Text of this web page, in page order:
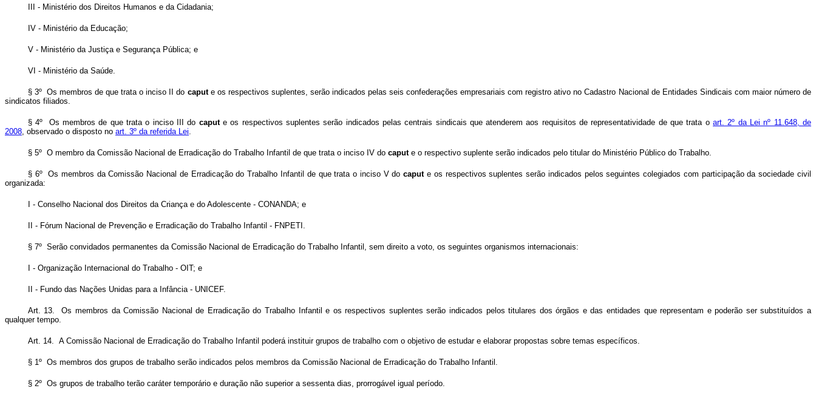
III - Ministério dos Direitos Humanos e da Cidadania;
IV - Ministério da Educação;
V - Ministério da Justiça e Segurança Pública; e
VI - Ministério da Saúde.
§ 3º Os membros de que trata o inciso II do capute os respectivos suplentes, serão indicados pelas seis confederações empresariais com registro ativo no Cadastro Nacional de Entidades Sindicais com maior número de
sindicatos filiados.
§ 4º Os membros de que trata o inciso III do capute os respectivos suplentes serão indicados pelas centrais sindicais que atenderem aos requisitos de representatividade de que trata oart. 2º da Lei nº 11.648, de
2008, observado o disposto no art. 3º da referida Lei.
§ 5º O membro da Comissão Nacional de Erradicação do Trabalho Infantil de que trata o inciso IV do capute o respectivo suplente serão indicados pelo titular do Ministério Público do Trabalho.
§ 6º Os membros da Comissão Nacional de Erradicação do Trabalho Infantil de que trata o inciso V docapute os respectivos suplentes serão indicados pelos seguintes colegiados com participação da sociedade civil
organizada:
I - Conselho Nacional dos Direitos da Criança e do Adolescente - CONANDA; e
II - Fórum Nacional de Prevenção e Erradicação do Trabalho Infantil - FNPETI.
§ 7º Serão convidados permanentes da Comissão Nacional de Erradicação do Trabalho Infantil, sem direito a voto, os seguintes organismos internacionais:
I - Organização Internacional do Trabalho - OIT; e
II - Fundo das Nações Unidas para a Infância - UNICEF.
Art. 13. Os membros da Comissão Nacional de Erradicação do Trabalho Infantil e os respectivos suplentes serão indicados pelos titulares dos órgãos e das entidades que representam e poderão ser substituídos a
qualquer tempo.
Art. 14. A Comissão Nacional de Erradicação do Trabalho Infantil poderá instituir grupos de trabalho com o objetivo de estudar e elaborar propostas sobre temas específicos.
§ 1º Os membros dos grupos de trabalho serão indicados pelos membros da Comissão Nacional de Erradicação do Trabalho Infantil.
§ 2º Os grupos de trabalho terão caráter temporário e duração não superior a sessenta dias, prorrogável igual período.